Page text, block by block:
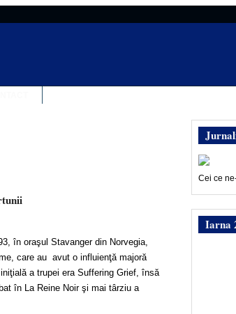
în oraşul Stavanger din Norvegia,
care au avut o influienţă majoră
a trupei era Suffering Grief, însă
în La Reine Noir şi mai târziu a
Cei ce
Iarna